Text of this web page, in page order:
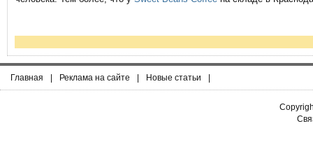
Главная | Реклама на сайте | Новые статьи |